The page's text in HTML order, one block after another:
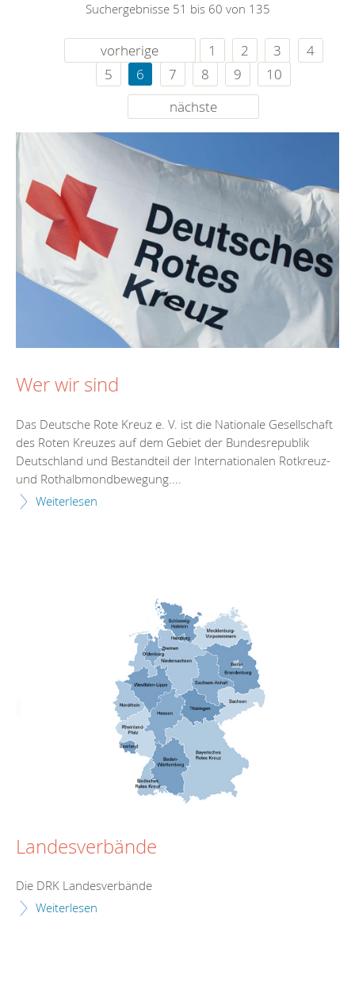
Suchergebnisse 51 bis 60 von 135
vorherige 1 2 3
4
5
6 7 8 9
10
nächste
Wer wir sind
Das Deutsche Rote Kreuz e. V. ist die Nationale Gesellschaft
des Roten Kreuzes auf dem Gebiet der Bundesrepublik
Deutschland und Bestandteil der Internationalen Rotkreuz-
und Rothalbmondbewegung....
Weiterlesen
Landesverbände
Die DRK Landesverbände
Weiterlesen